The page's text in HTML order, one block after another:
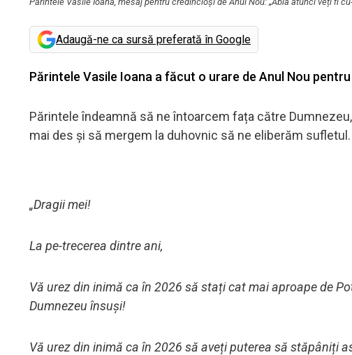
Adaugă-ne ca sursă preferată în Google
Părintele Vasile Ioana a făcut o urare de Anul Nou
Părintele îndeamnă să ne întoarcem fața către
mai des și să mergem la duhovnic să ne eliberăm
„Dragii mei!
La pe-trecerea dintre ani,
Vă urez din inimă ca în 2026 să stați cat mai aproape de
Dumnezeu însuși!
Vă urez din inimă ca în 2026 să aveți puterea să stăpâniți